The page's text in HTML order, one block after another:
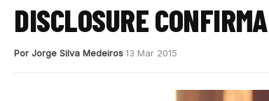
DISCLOSURE
Por Jorge Silva Medeiros13 Mar 2015